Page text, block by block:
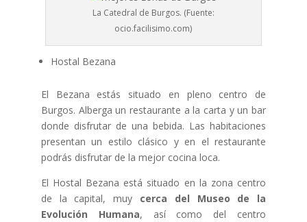
La Catedral de Burgos. (Fuente:
ocio.facilisimo.com)
Hostal Bezana
El Bezana estás situado en pleno centro de
Burgos. Alberga un restaurante a la carta y un bar
donde disfrutar de una bebida. Las habitaciones
presentan un estilo clásico y en el restaurante
podrás disfrutar de la mejor cocina loca.
El Hostal Bezana está situado en la zona centro
de la capital, muy cerca del Museo de la
Evolución Humana, así como del centro